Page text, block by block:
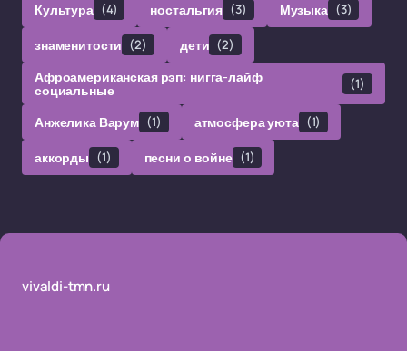
Культура (4) ностальгия (3) Музыка (3)
знаменитости (2) дети (2)
Афроамериканская рэп: нигга-лайф
социальные (1)
Анжелика Варум (1) атмосфера уюта (1)
аккорды (1) песни о войне (1)
vivaldi-tmn.ru